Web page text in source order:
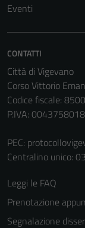
Eventi
CONTATTI
Città di Vigevano
Corso Vittorio
Codice fiscale:
P.IVA:
PEC:
Centralino unico:
Leggi le FAQ
Prenotazione
Segnalazione